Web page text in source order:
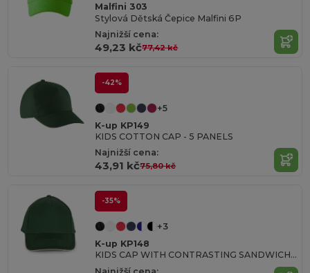
Malfini 303
Stylová Dětská Čepice Malfini 6P
Najnižší cena:
49,23 kč77,42 kč
-42%
+5
K-up KP149
KIDS COTTON CAP - 5 PANELS
Najnižší cena:
43,91 kč75,80 kč
-35%
+3
K-up KP148
KIDS CAP WITH CONTRASTING SANDWICH VISOR - 5 PANELS